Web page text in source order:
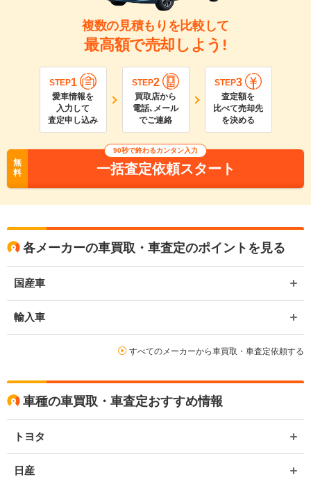
複数の見積もりを比較して
最高額で売却しよう!
STEP1
愛車情報を
入力して
査定申し込み
STEP2
買取店から
電話､メール
でご連絡
STEP3
査定額を
比べて売却先
を決める
無
料
90秒で終わるカンタン入力
一括査定依頼スタート
各メーカーの車買取・車査定のポイントを見る
国産車
輸入車
すべてのメーカーから車買取・車査定依頼する
車種の車買取・車査定おすすめ情報
トヨタ
日産